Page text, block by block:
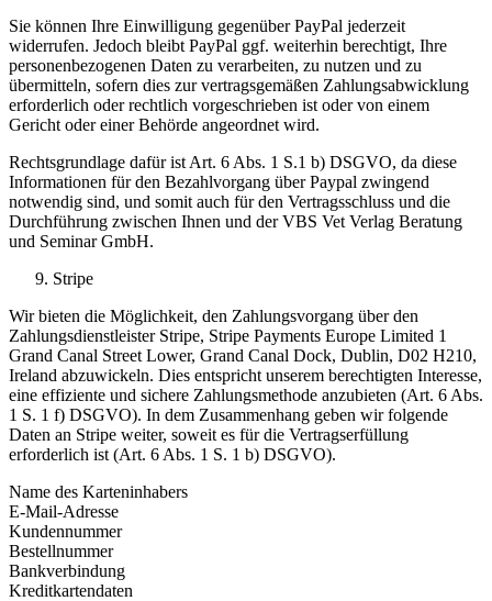
Sie können Ihre Einwilligung gegenüber PayPal jederzeit
widerrufen. Jedoch bleibt PayPal ggf. weiterhin berechtigt, Ihre
personenbezogenen Daten zu verarbeiten, zu nutzen und zu
übermitteln, sofern dies zur vertragsgemäßen Zahlungsabwicklung
erforderlich oder rechtlich vorgeschrieben ist oder von einem
Gericht oder einer Behörde angeordnet wird.
Rechtsgrundlage dafür ist Art. 6 Abs. 1 S.1 b) DSGVO, da diese
Informationen für den Bezahlvorgang über Paypal zwingend
notwendig sind, und somit auch für den Vertragsschluss und die
Durchführung zwischen Ihnen und der VBS Vet Verlag Beratung
und Seminar GmbH.
Stripe
Wir bieten die Möglichkeit, den Zahlungsvorgang über den
Zahlungsdienstleister Stripe, Stripe Payments Europe Limited 1
Grand Canal Street Lower, Grand Canal Dock, Dublin, D02 H210,
Ireland abzuwickeln. Dies entspricht unserem berechtigten Interesse,
eine effiziente und sichere Zahlungsmethode anzubieten (Art. 6 Abs.
1 S. 1 f) DSGVO). In dem Zusammenhang geben wir folgende
Daten an Stripe weiter, soweit es für die Vertragserfüllung
erforderlich ist (Art. 6 Abs. 1 S. 1 b) DSGVO).
Name des Karteninhabers
E-Mail-Adresse
Kundennummer
Bestellnummer
Bankverbindung
Kreditkartendaten